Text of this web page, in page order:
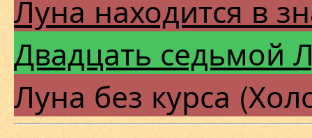
Луна находится в
Двадцать седьмой
Луна без курса